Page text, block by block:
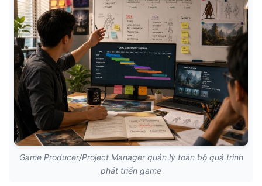
Game Producer/Project Manager quản lý toàn bộ quá trình
phát triển game